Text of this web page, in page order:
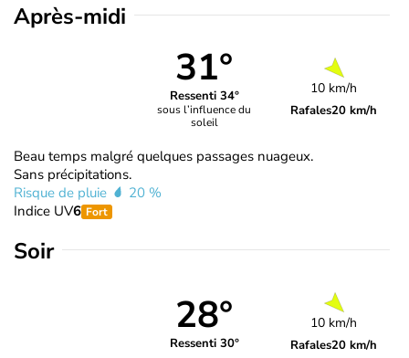
Après-midi
31°
Ressenti 34°
sous l’influence du
soleil
10 km/h
Rafales20 km/h
Beau temps malgré quelques passages nuageux.
Sans précipitations.
Risque de pluie
20 %
Indice UV6 Fort
Soir
28°
Ressenti 30°
10 km/h
Rafales20 km/h